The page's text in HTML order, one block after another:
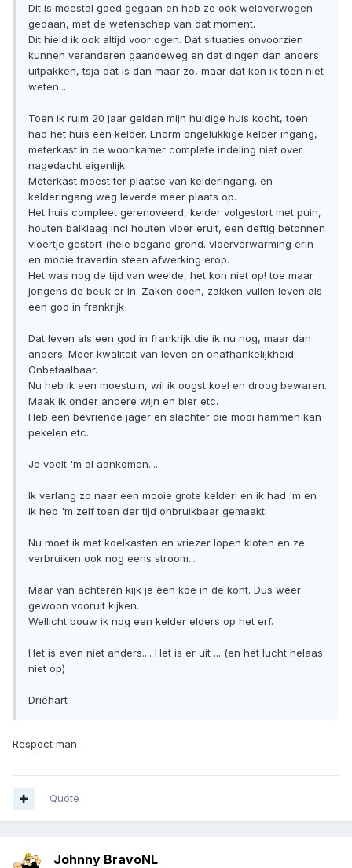
Dit is meestal goed gegaan en heb ze ook weloverwogen
gedaan, met de wetenschap van dat moment.
Dit hield ik ook altijd voor ogen. Dat situaties onvoorzien
kunnen veranderen gaandeweg en dat dingen dan anders
uitpakken, tsja dat is dan maar zo, maar dat kon ik toen niet
weten...
Toen ik ruim 20 jaar gelden mijn huidige huis kocht, toen
had het huis een kelder. Enorm ongelukkige kelder ingang,
meterkast in de woonkamer complete indeling niet over
nagedacht eigenlijk.
Meterkast moest ter plaatse van kelderingang. en
kelderingang weg leverde meer plaats op.
Het huis compleet gerenoveerd, kelder volgestort met puin,
houten balklaag incl houten vloer eruit, een deftig betonnen
vloertje gestort (hele begane grond. vloerverwarming erin
en mooie travertin steen afwerking erop.
Het was nog de tijd van weelde, het kon niet op! toe maar
jongens de beuk er in. Zaken doen, zakken vullen leven als
een god in frankrijk
Dat leven als een god in frankrijk die ik nu nog, maar dan
anders. Meer kwaliteit van leven en onafhankelijkheid.
Onbetaalbaar.
Nu heb ik een moestuin, wil ik oogst koel en droog bewaren.
Maak ik onder andere wijn en bier etc.
Heb een bevriende jager en slachter die mooi hammen kan
pekelen etc.
Je voelt 'm al aankomen.....
Ik verlang zo naar een mooie grote kelder! en ik had 'm en
ik heb 'm zelf toen der tijd onbruikbaar gemaakt.
Nu moet ik met koelkasten en vriezer lopen kloten en ze
verbruiken ook nog eens stroom...
Maar van achteren kijk je een koe in de kont. Dus weer
gewoon vooruit kijken.
Wellicht bouw ik nog een kelder elders op het erf.
Het is even niet anders.... Het is er uit ... (en het lucht helaas
niet op)
Driehart
Respect man
Quote
Johnny BravoNL